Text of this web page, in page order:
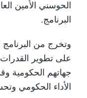
الحوسني الأمين
البرنامج.
على تطوير القدرات
جهاتهم الحكومية
الأداء الحكومي